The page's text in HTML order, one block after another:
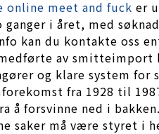
online meet and fuck er
i året, med
kan du kontakte oss
av
og klare system
fra 1928 til
å forsvinne ned i
saker må være styret i